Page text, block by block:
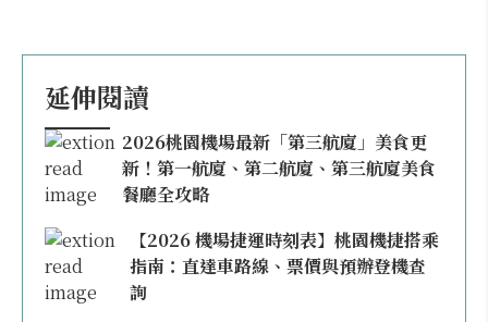
延伸閱讀
2026桃園機場最新「第三航廈」美食更
新！第一航廈、第二航廈、第三航廈美食
餐廳全攻略
【2026 機場捷運時刻表】桃園機捷搭乘
指南：直達車路線、票價與預辦登機查
詢